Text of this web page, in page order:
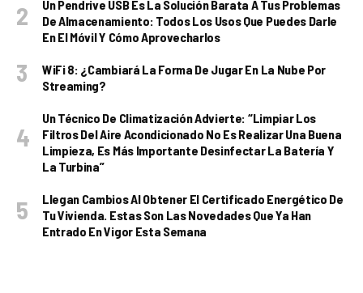
Un Pendrive USB Es La Solución Barata A Tus Problemas
De Almacenamiento: Todos Los Usos Que Puedes Darle
En El Móvil Y Cómo Aprovecharlos
WiFi 8: ¿cambiará La Forma De Jugar En La Nube Por
Streaming?
Un Técnico De Climatización Advierte: “Limpiar Los
Filtros Del Aire Acondicionado No Es Realizar Una Buena
Limpieza, Es Más Importante Desinfectar La Batería Y
La Turbina”
Llegan Cambios Al Obtener El Certificado Energético De
Tu Vivienda. Estas Son Las Novedades Que Ya Han
Entrado En Vigor Esta Semana